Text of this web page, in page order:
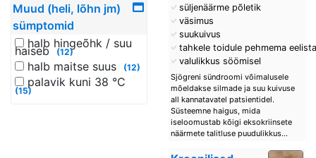
Muud (heli, lõhn jm)
sümptomid
halb hingeõhk / suu
haiseb (12)
halb maitse suus (12)
palavik kuni 38 °C
(15)
süljenäärme põletik
väsimus
suukuivus
tahkele toidule pehmema
valulikkus söömisel
Sjögreni sündroomi võimalusele
mõeldakse silmade ja suu kuivuse
all kannatavatel patsientidel.
Süsteemne haigus, mida
iseloomustab kõigi eksokriinsete
näärmete talitluse puudulikkus...